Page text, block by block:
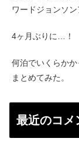
ワードジョンソン
4ヶ月ぶりに…！
何泊でいくらか
まとめてみた。
最近のコメ